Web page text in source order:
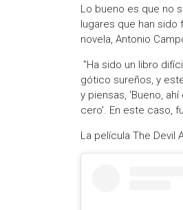
Lo bueno es que no
lugares que han sido
novela, Antonio
"Ha sido un libro
gótico sureños, y
y piensas, 'Bueno,
cero'. En este caso,
La película The Devil